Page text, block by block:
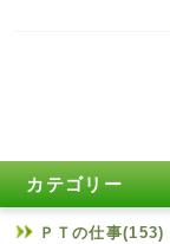
カテゴリー
ＰＴの仕事(153)